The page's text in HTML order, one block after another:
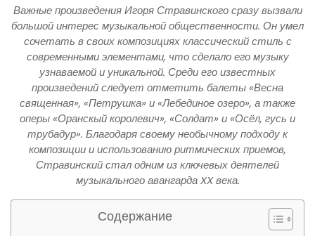
Важные произведения Игоря Стравинского сразу вызвали
большой интерес музыкальной общественности. Он умел
сочетать в своих композициях классический стиль с
современными элементами, что сделало его музыку
узнаваемой и уникальной. Среди его известных
произведений следует отметить балеты «Весна
священная», «Петрушка» и «Лебединое озеро», а также
оперы «Оранскый королевич», «Солдат» и «Осёл, гусь и
трубадур». Благодаря своему необычному подходу к
композиции и использованию ритмических приемов,
Стравинский стал одним из ключевых деятелей
музыкального авангарда XX века.
Содержание